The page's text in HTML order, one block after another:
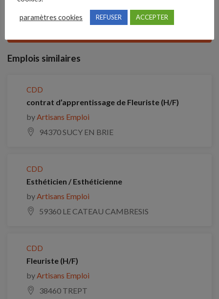
Clôture des candidatures : 6 septembre 2026
Emplois similaires
CDD
contrat d’apprentissage de Fleuriste (H/F)
byArtisans Emploi
94370 SUCY EN BRIE
CDD
Esthéticien / Esthéticienne
byArtisans Emploi
59360 LE CATEAU CAMBRESIS
CDD
Fleuriste (H/F)
byArtisans Emploi
38460 TREPT
paramètres cookies REFUSER ACCEPTER